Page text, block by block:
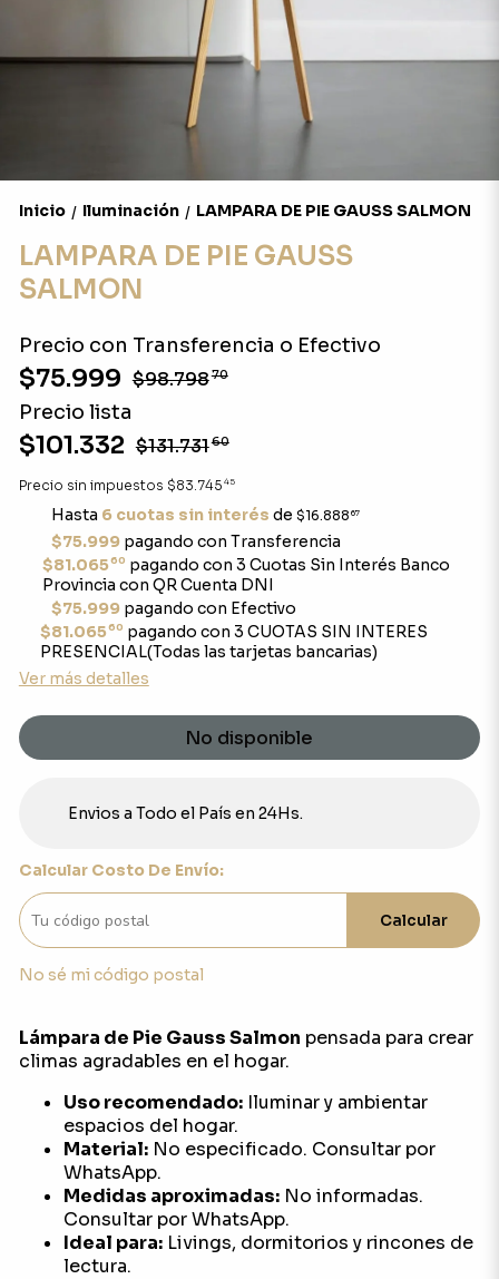
Inicio / Iluminación / LAMPARA DE PIE GAUSS SALMON
LAMPARA DE PIE GAUSS
SALMON
Precio con Transferencia o Efectivo
$75.999 $98.79870
Precio lista
$101.332 $131.73160
Precio sin impuestos $83.745 45
Hasta 6 cuotas sin interés de $16.888 67
$75.999pagando con Transferencia
$81.06560 pagando con 3 Cuotas Sin Interés Banco
Provincia con QR Cuenta DNI
$75.999pagando con Efectivo
$81.06560 pagando con 3 CUOTAS SIN INTERES
PRESENCIAL(Todas las tarjetas bancarias)
Ver más detalles
No disponible
Envios a Todo el País en 24Hs.
Calcular Costo De Envío:
Calcular
No sé mi código postal
Lámpara de Pie Gauss Salmon pensada para crear
climas agradables en el hogar.
Uso recomendado:Iluminar y ambientar
espacios del hogar.
Material:No especificado. Consultar por
WhatsApp.
Medidas aproximadas:No informadas.
Consultar por WhatsApp.
Ideal para:Livings, dormitorios y rincones de
lectura.